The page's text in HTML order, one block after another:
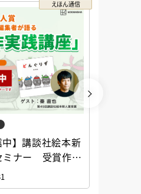
えほん通信
中】講談社絵本新
ミナー 受賞作家
「絵本創作実践